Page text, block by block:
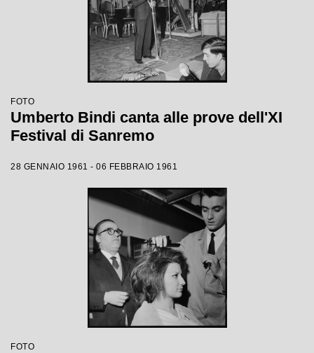
FOTO
Umberto Bindi canta alle prove dell'XI
Festival di Sanremo
28 GENNAIO 1961 - 06 FEBBRAIO 1961
FOTO